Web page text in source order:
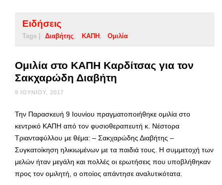
Ειδήσεις
Tags | Διαβήτης ΚΑΠΗ Ομιλία
Ομιλία στο ΚΑΠΗ Καρδίτσας για τον
Σακχαρώδη Διαβήτη
9 ΙΟΥΝΊΟΥ, 2017
Την Παρασκευή 9 Ιουνίου πραγματοποιήθηκε ομιλία στο
κεντρικό ΚΑΠΗ από τον φυσιοθεραπευτή κ. Νέστορα
Τριανταφύλλου με θέμα: – Σακχαρώδης Διαβήτης –
Συγκατοίκηση ηλικιωμένων με τα παιδιά τους. Η συμμετοχή των
μελών ήταν μεγάλη και πολλές οι ερωτήσεις που υποβλήθηκαν
προς τον ομιλητή, ο οποίος απάντησε αναλυτικότατα.